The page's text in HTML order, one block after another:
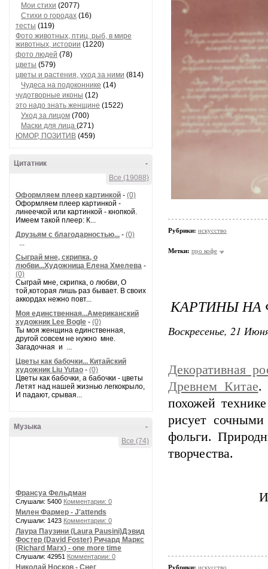
Мои стихи (2077)
Стихи о городах (16)
тесты (119)
Фото животных, птиц, рыб, в мире
животных, истории (1220)
фото людей (78)
цветы (579)
цветы и растения, уход за ними (814)
Чудеса на подоконнике (14)
чудотворные иконы (12)
это надо знать женщине (1522)
Уход за лицом (700)
Маски для лица (271)
ЮМОР, ПОЗИТИВ (459)
-
Цитатник
Все (19088)
Оформляем плеер картинкой - (0)
Оформляем плеер картинкой -
линеечкой или картинкой - кнопкой.
Имеем такой плеер: К...
Друзьям с благодарностью... - (0)
...
Сыграй мне, скрипка, о
любви...Художница Елена Хмелева -
(0)
Сыграй мне, скрипка, о любви, О
той,которая лишь раз бывает. В своих
аккордах нежно повт...
Моя единственная...Американский
художник Lee Bogle - (0)
Ты моя женщина единственная,
другой совсем не нужно мне.
Загадочная и ...
Цветы как бабочки... Китайский
художник Liu Yutao - (0)
Цветы как бабочки, а бабочки - цветы
Летят над нашей жизнью легкокрыло,
И падают, срывая...
-
Музыка
Все (74)
Франсуа Фельдман
Слушали: 5400 Комментарии: 0
Милен Фармер - J'attends
Слушали: 1423 Комментарии: 0
Лаура Паузини (Laura Pausini)Дэвид
Фостер (David Foster) Ричард Маркс
(Richard Marx) - one more time
Слушали: 42951 Комментарии: 0
Николай Носков - Снег
Рубрики: искусство
Метки: про кофе
КАРТИНЫ НА
Воскресенье, 21
Декоративная
Древнем Китае.
похожей
рисует
фольги.
творчества.
Рубрики: искусство